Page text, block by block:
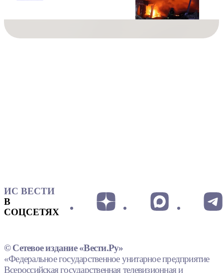
ИС ВЕСТИ
В
СОЦСЕТЯХ
© Сетевое издание «Вести.Ру»
«Федеральное государственное унитарное предприятие
Всероссийская государственная телевизионная и